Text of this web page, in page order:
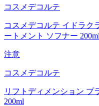
コスメデコルテ
コスメデコルテ イドラク
ートメント ソフナー 200ml
注意
コスメデコルテ
リフトディメンション プ
200ml